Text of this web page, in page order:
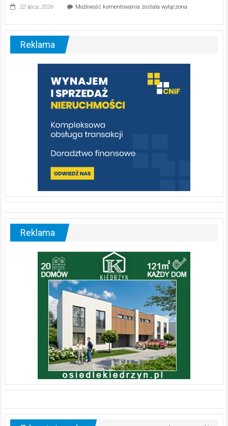
22 lipca, 2026 Możliwość komentowania Ekologiczne
–
warto
poznać
[fotorelacja]
została wyłączona
Reklama
Reklama